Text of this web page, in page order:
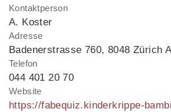
Kontaktperson
A. Koster
Adresse
Badenerstrasse 760,8048 Zürich
Telefon
044 401 20 70
Website